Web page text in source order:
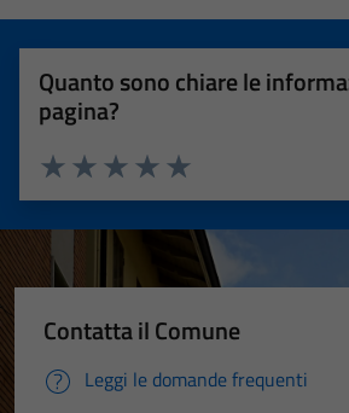
Quanto sono chiare le
pagina?
Valuta 5 stelle su 5
Valuta 4 stelle su 5
Valuta 3 stelle su 5
Valuta 2 stelle su 5
Valuta 1 stelle su 5
Contatta il Comune
Leggi le domande frequenti